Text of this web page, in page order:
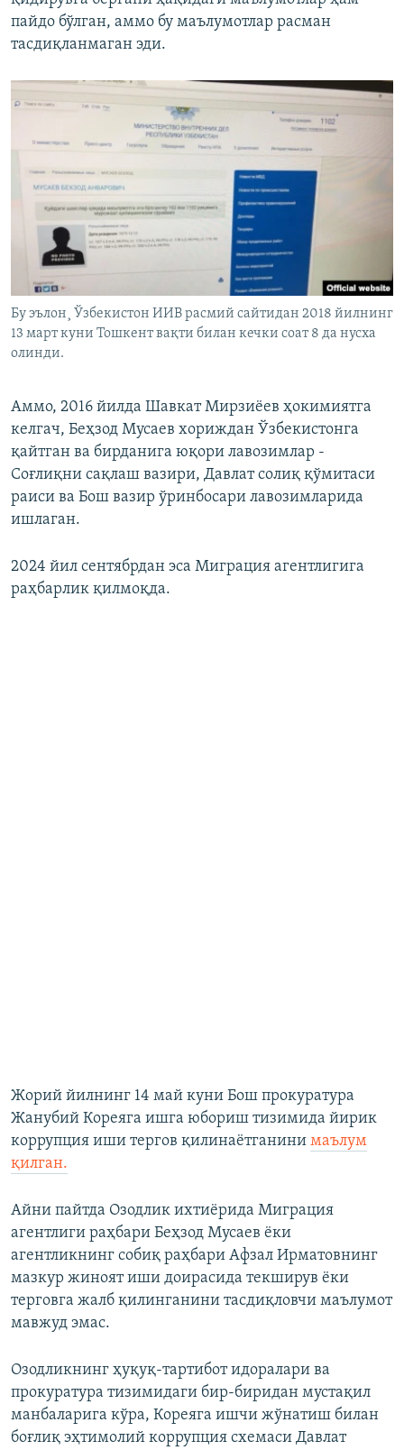
пайдо бўлган, аммо бу маълумотлар расман
тасдиқланмаган эди.
Бу эълон¸ Ўзбекистон ИИВ расмий сайтидан 2018 йилнинг
13 март куни Тошкент вақти билан кечки соат 8 да нусха
олинди.
Аммо, 2016 йилда Шавкат Мирзиёев ҳокимиятга
келгач, Беҳзод Мусаев хориждан Ўзбекистонга
қайтган ва бирданига юқори лавозимлар -
Соғлиқни сақлаш вазири, Давлат солиқ қўмитаси
раиси ва Бош вазир ўринбосари лавозимларида
ишлаган.
2024 йил сентябрдан эса Миграция агентлигига
раҳбарлик қилмоқда.
Жорий йилнинг 14 май куни Бош прокуратура
Жанубий Кореяга ишга юбориш тизимида йирик
коррупция иши тергов қилинаётганини маълум
қилган.
Айни пайтда Озодлик ихтиёрида Миграция
агентлиги раҳбари Беҳзод Мусаев ёки
агентликнинг собиқ раҳбари Афзал Ирматовнинг
мазкур жиноят иши доирасида текширув ёки
терговга жалб қилинганини тасдиқловчи маълумот
мавжуд эмас.
Озодликнинг ҳуқуқ-тартибот идоралари ва
прокуратура тизимидаги бир-биридан мустақил
манбаларига кўра, Кореяга ишчи жўнатиш билан
боғлиқ эҳтимолий коррупция схемаси Давлат